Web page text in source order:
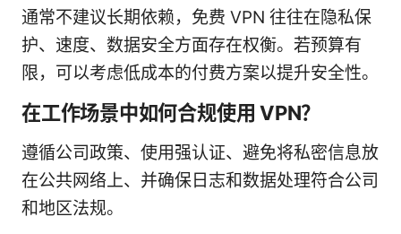
通常不建议长期依赖，免费 VPN 往往在隐私保
护、速度、数据安全方面存在权衡。若预算有
限，可以考虑低成本的付费方案以提升安全性。
在工作场景中如何合规使用 VPN？
遵循公司政策、使用强认证、避免将私密信息放
在公共网络上、并确保日志和数据处理符合公司
和地区法规。